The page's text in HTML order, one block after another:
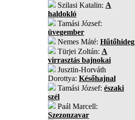
Szilasi Katalin: A
haldokló
Tamási József:
üvegember
Nemes Máté: Hűtőhideg
Türjei Zoltán: A
virrasztás bajnokai
Jusztin-Horváth
Dorottya: Későhajnal
Tamási József: északi
szél
Paál Marcell:
Szezonzavar